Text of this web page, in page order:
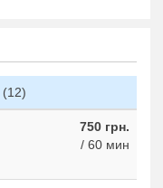
(12)
750 грн.
/ 60 мин